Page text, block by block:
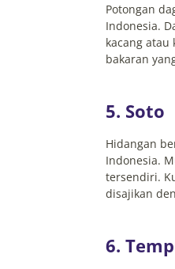
Potongan
Indonesia.
kacang atau
bakaran
5. Soto
Hidangan
Indonesia.
tersendiri.
disajikan
6.